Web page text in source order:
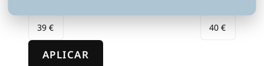
APLICAR